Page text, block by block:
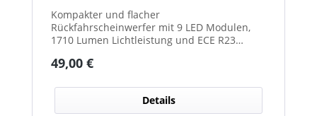
Kompakter und flacher
Rückfahrscheinwerfer mit 9 LED Modulen,
1710 Lumen Lichtleistung und ECE R23
Regulärer Preis:
49,00 €
Details